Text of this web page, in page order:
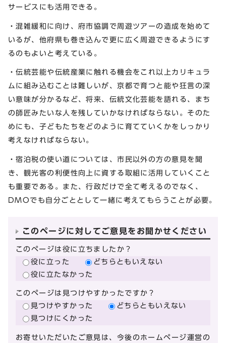
サービスにも活用できる。
・混雑緩和に向け、府市協調で周遊ツアーの造成を始めて
いるが、他府県も巻き込んで更に広く周遊できるようにす
るのもよいと考えている。
・伝統芸能や伝統産業に触れる機会をこれ以上カリキュラ
ムに組み込むことは難しいが、京都で育つと能や狂言の深
い意味が分かるなど、将来、伝統文化芸能を語れる、まち
の師匠みたいな人を残していかなければならない。そのた
めにも、子どもたちをどのように育てていくかをしっかり
考えなければならない。
・宿泊税の使い道については、市民以外の方の意見を聞
き、観光客の利便性向上に資する取組に活用していくこと
も重要である。また、行政だけで全て考えるのでなく、
DMOでも自分ごととして一緒に考えてもらうことが必要。
このページに対してご意見をお聞かせください
このページは役に立ちましたか？
役に立った
どちらともいえない
役に立たなかった
このページは見つけやすかったですか？
見つけやすかった
どちらともいえない
見つけにくかった
お寄せいただいたご意見は、今後のホームページ運営の